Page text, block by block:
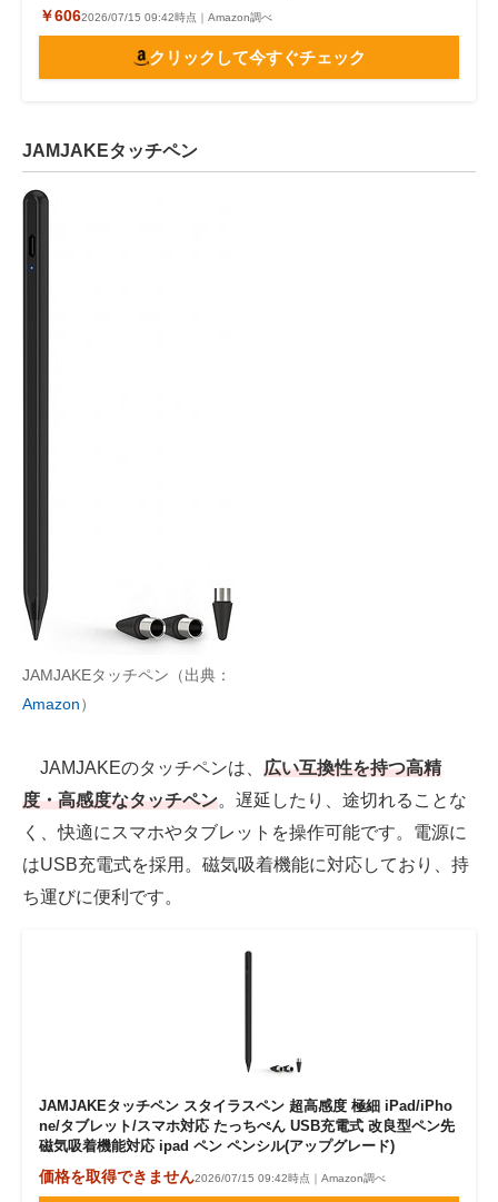
￥6062026/07/15 09:42時点｜Amazon調べ
クリックして今すぐチェック
JAMJAKEタッチペン
JAMJAKEタッチペン（出典：
Amazon）
JAMJAKEのタッチペンは、 広い互換性を持つ高精
度・高感度なタッチペン。遅延したり、途切れることな
く、快適にスマホやタブレットを操作可能です。電源に
はUSB充電式を採用。磁気吸着機能に対応しており、持
ち運びに便利です。
JAMJAKEタッチペン スタイラスペン 超高感度 極細 iPad/iPho
ne/タブレット/スマホ対応 たっちぺん USB充電式 改良型ペン先
磁気吸着機能対応 ipad ペン ペンシル(アップグレード)
価格を取得できません2026/07/15 09:42時点｜Amazon調べ